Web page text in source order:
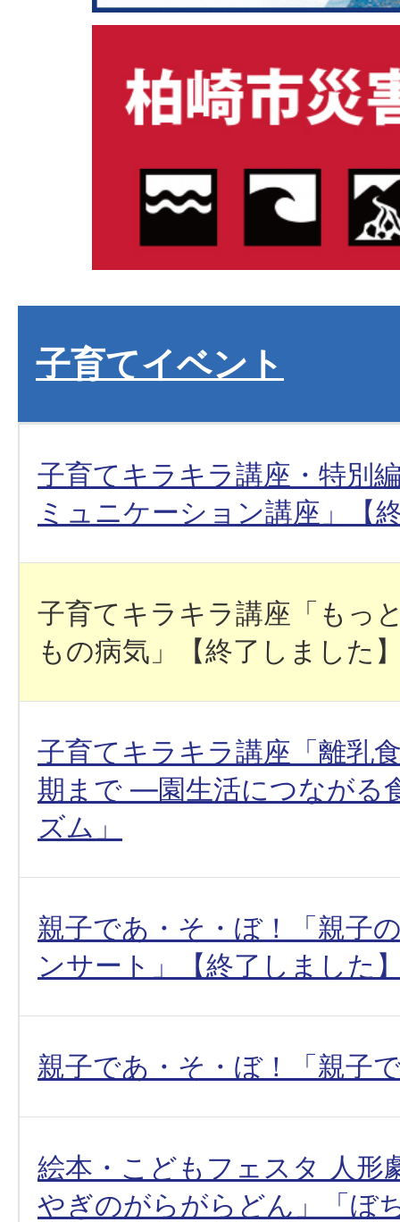
子育てイベント
子育てキラキラ講座・特別
ミュニケーション講座」【
子育てキラキラ講座「もっ
もの病気」【終了しました
子育てキラキラ講座「離乳
期まで ―園生活につながる
ズム」
親子であ・そ・ぼ！「親子
ンサート」【終了しました
親子であ・そ・ぼ！「親子
絵本・こどもフェスタ 人形
やぎのがらがらどん」「ぼ